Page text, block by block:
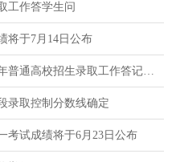
工作答学生问
将于7月14日公布
市教育考试院负责人就上海市2026年普通高校招生录取工作答记者问
录取控制分数线确定
考试成绩将于6月23日公布